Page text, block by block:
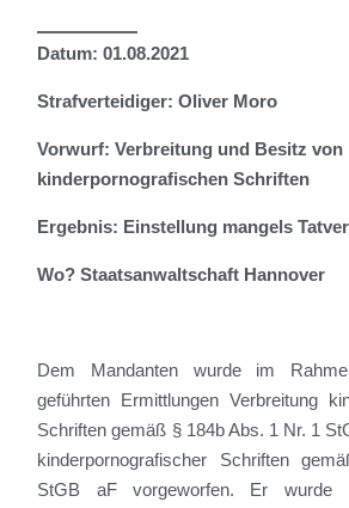
Datum: 01.08.2021
Strafverteidiger: Oliver Moro
Vorwurf: Verbreitung und Besitz von
kinderpornografischen Schriften
Ergebnis: Einstellung mangels
Wo? Staatsanwaltschaft Hannover
Dem Mandanten wurde im
geführten Ermittlungen Verbreitung
Schriften gemäß § 184b Abs. 1 Nr. 1
kinderpornografischer Schriften
StGB aF vorgeworfen. Er wurde